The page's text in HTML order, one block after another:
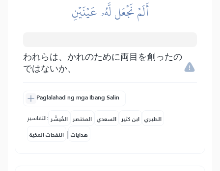
أَلَمۡ نَجۡعَل لَّهُۥ عَيۡنَيۡنِ
われらは、かれのために両目を創ったの
ではないか、
Paglalahad ng mga Ibang Salin
التفاسير: المُيسَّر المختصر السعدي ابن كثير الطبري
النفحات المكية | هدايات